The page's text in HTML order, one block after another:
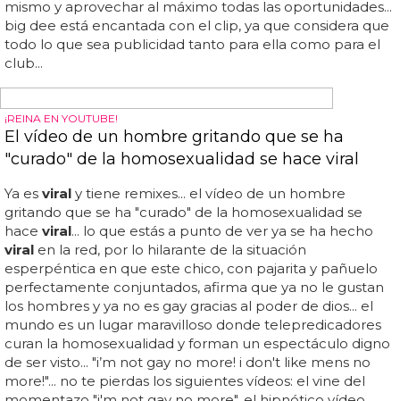
SEXO GAY
El vídeo viral de una pareja china teniendo sexo
gay con la ventana abierta
No te pierdas elviralde sexo gay en hong kong... este
vídeo de sexo gay entre chinos es el viralde moda en
toda asia... tienes que ver esto: el vídeo viralde una pareja
china teniendo sexo gay con la ventana abierta... parece
que termina y va a por una toalla para limpiarse los dos...
en él vemos que están decenas de personas en la calle
grabando con su móvil lo que ocurre en un piso: se ve a
través de una ventana a un hombre desnudo de pie y
teniendo sexo con otra persona, de la cual solo vemos las
piernas en alto... la explícita escena de sexo gay con
geoffrey couët y françois nambot en ‘théo &